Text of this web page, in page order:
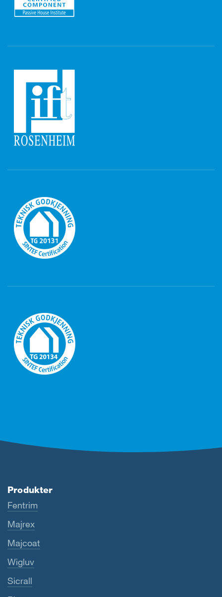
Produkter
Fentrim
Majrex
Majcoat
Wigluv
Sicrall